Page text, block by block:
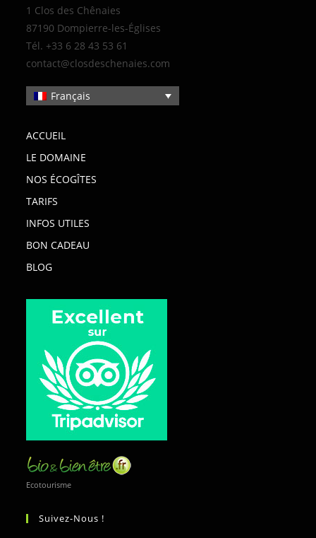
1 Clos des Chênaies
87190 Dompierre-les-Églises
Tél. +33 6 28 43 53 61
contact@closdeschenaies.com
Français
ACCUEIL
LE DOMAINE
NOS ÉCOGÎTES
TARIFS
INFOS UTILES
BON CADEAU
BLOG
Ecotourisme
Suivez-Nous !